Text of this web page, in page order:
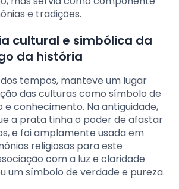
e tradições.
cultural e simbólica da
da história
tempos, manteve um lugar
das culturas como símbolo de
e conhecimento. Na antiguidade,
a prata tinha o poder de afastar
e foi amplamente usada em
religiosas para este
com a luz e claridade
um símbolo de verdade e pureza.